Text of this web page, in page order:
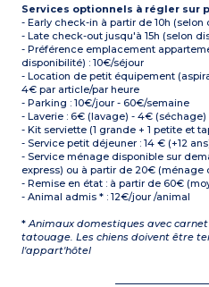
Services optionnels à régler sur
- Early check-in à partir de 10h
- Late check-out jusqu'à 15h (selon
- Préférence emplacement
disponibilité) : 10€/séjour
- Location de petit équipement
4€ par article/par heure
- Parking : 10€/jour - 60€/semaine
- Laverie : 6€ (lavage) - 4€ (séchage)
- Kit serviette (1 grande + 1 petite et
- Service petit déjeuner : 14 € (+12
- Service ménage disponible sur
express) ou à partir de 20€ (ménage
- Remise en état : à partir de 60€
- Animal admis * : 12€/jour /animal
*Animaux domestiques avec
tatouage. Les chiens doivent être
l'appart'hôtel